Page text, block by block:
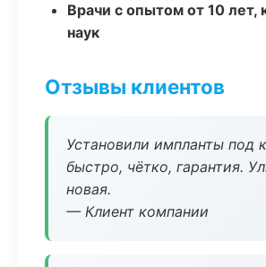
Врачи с опытом от 10 лет,
наук
Отзывы клиентов
Установили импланты под
быстро, чётко, гарантия.
новая.
— Клиент компании